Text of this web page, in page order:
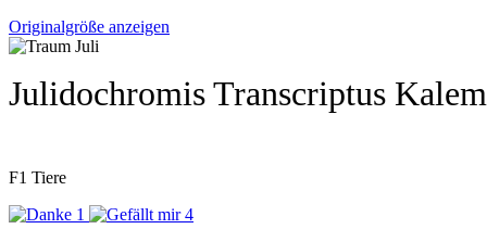
Originalgröße anzeigen
Julidochromis Transcriptus
F1 Tiere
1
4